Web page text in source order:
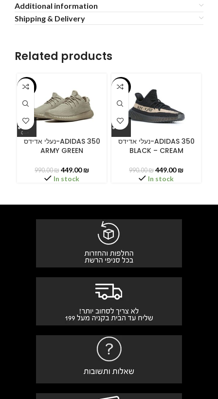
Additional information
Shipping & Delivery
Related products
-55%
נעלי אדידס-ADIDAS 350
ARMY GREEN
990.00₪ 449.00₪
In stock
-55%
נעלי אדידס-ADIDAS 350
BLACK – CREAM
990.00₪ 449.00₪
In stock